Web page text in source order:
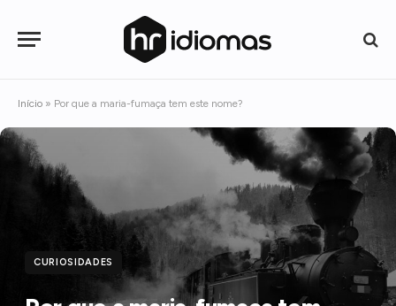
Início » Por que a maria-fumaça tem este nome?
CURIOSIDADES